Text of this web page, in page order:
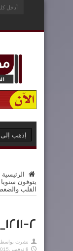
الرئيسية
يتوفون
القلب
2
نشرت
8 نوفمبر,2015